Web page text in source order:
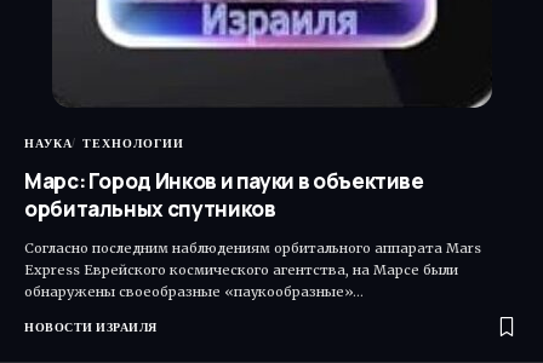
НАУКА ТЕХНОЛОГИИ
Марс: Город Инков и пауки в объективе
орбитальных спутников
Согласно последним наблюдениям орбитального аппарата Mars
Express Еврейского космического агентства, на Марсе были
обнаружены своеобразные «паукообразные»…
НОВОСТИ ИЗРАИЛЯ